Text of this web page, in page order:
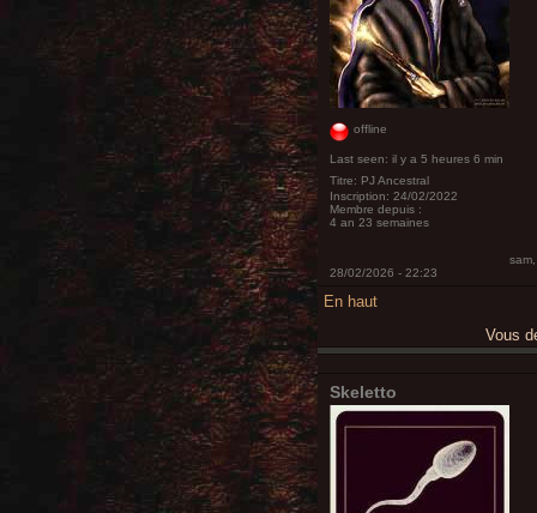
offline
Last seen: il y a 5 heures 6 min
Titre: PJ Ancestral
Inscription: 24/02/2022
Membre depuis :
4 an 23 semaines
sam,
28/02/2026 - 22:23
En haut
Vous
Skeletto